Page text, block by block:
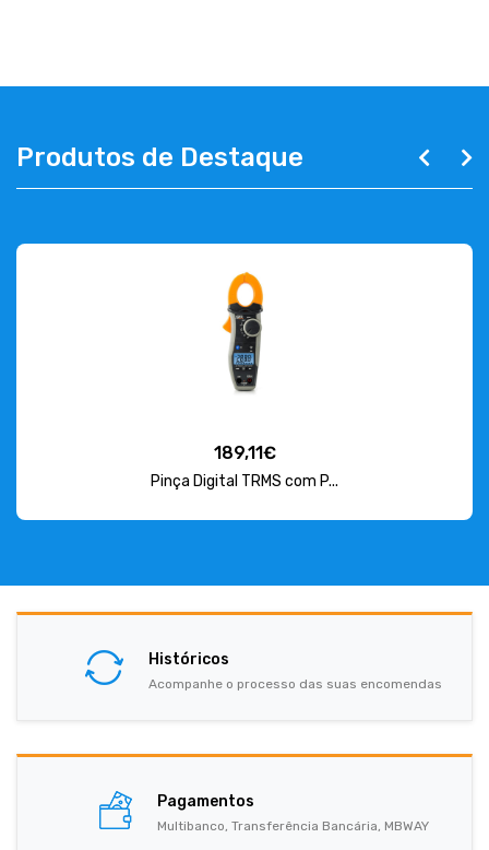
Produtos de Destaque
189,11€
Pinça Digital TRMS com P...
Históricos
Acompanhe o processo das suas encomendas
Pagamentos
Multibanco, Transferência Bancária, MBWAY